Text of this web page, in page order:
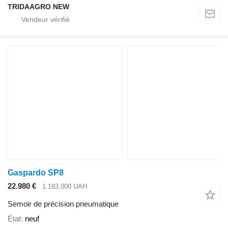
TRIDAAGRO NEW
Gaspardo SP8
22.980 €
1.183.000 UAH
Semoir de précision pneumatique
État neuf